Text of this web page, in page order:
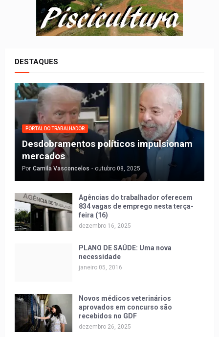
DESTAQUES
PORTAL DO TRABALHADOR
Desdobramentos políticos impulsionam
mercados
Por Camila Vasconcelos - outubro 08, 2025
Agências do trabalhador oferecem
834 vagas de emprego nesta terça-
feira (16)
dezembro 16, 2025
PLANO DE SAÚDE: Uma nova
necessidade
janeiro 05, 2016
Novos médicos veterinários
aprovados em concurso são
recebidos no GDF
dezembro 26, 2025